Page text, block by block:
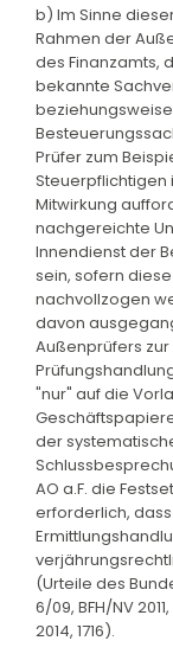
b) Im Sinne
Rahmen der
des Finanzamts,
bekannte
Prüfer zum
Steuerpflichtigen
Mitwirkung
nachgereichte
Innendienst der
sein, sofern
nachvollzogen
davon
Außenprüfers
"nur" auf die
der
AO a.F. die
erforderlich,
(Urteile des
6/09, BFH/NV
2014, 1716).